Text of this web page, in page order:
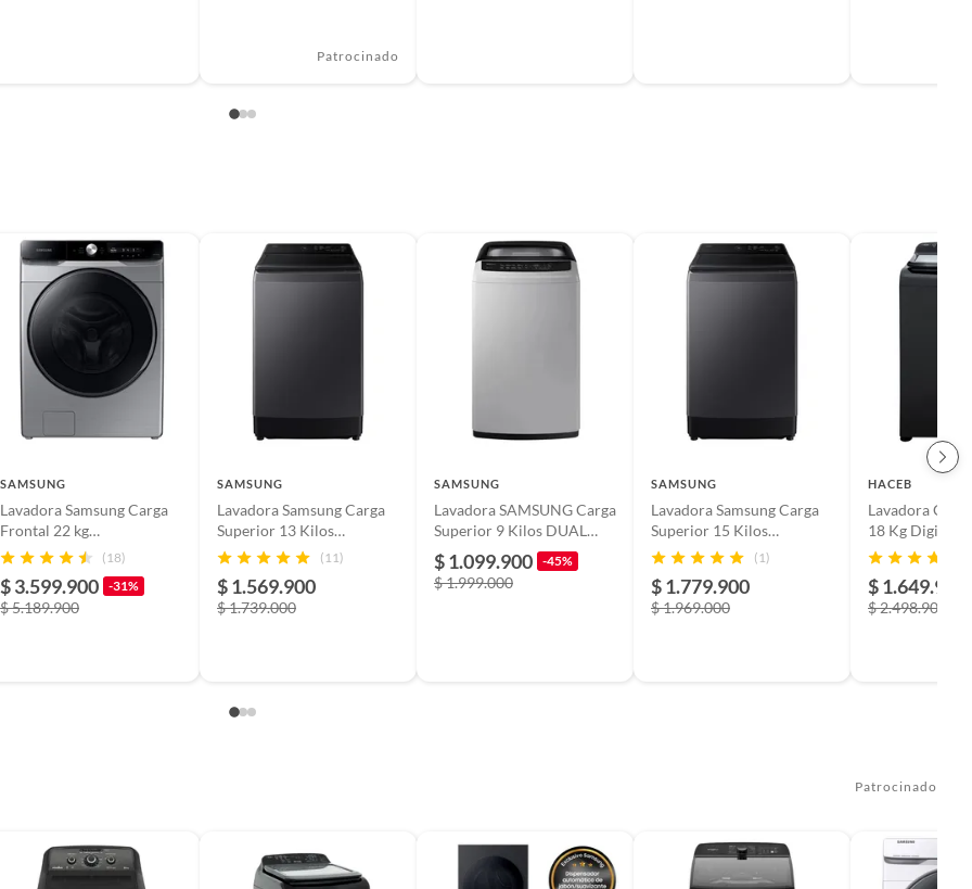
componentes
LBS
Patrocinado
SAMSUNG
Lavadora Samsung Carga
Frontal 22 kg
WF22C6400AP/CO
(18)
$ 3.599.900 -31%
$ 5.189.900
SAMSUNG
Lavadora Samsung Carga
Superior 13 Kilos
WA70F13E4CCO Gris
(11)
$ 1.569.900
$ 1.739.000
SAMSUNG
Lavadora SAMSUNG Carga
Superior 9 Kilos DUAL
STORM
WA90CG4240BYCO Gris
$ 1.099.900 -45%
$ 1.999.000
SAMSUNG
Lavadora Samsung Carga
Superior 15 Kilos
WA70F15E4CCO Gris
(1)
$ 1.779.900
$ 1.969.000
HACEB
Lavadora
18 Kg Digital
18EVI16B-
$ 1.649.900
$ 2.498.900
Patrocinado